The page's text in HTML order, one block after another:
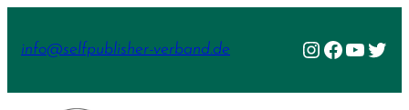
Inhalt
info@selfpublisher-verband.de Instagram
Facebook